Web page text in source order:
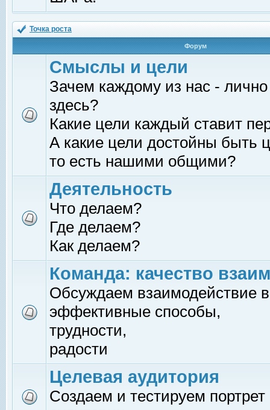
Точка роста
Форум
Смыслы и цели
Зачем каждому из нас -
здесь?
Какие цели каждый ставит
А какие цели достойны быть
то есть нашими общими?
Деятельность
Что делаем?
Где делаем?
Как делаем?
Команда: качество
Обсуждаем взаимодействие
эффективные способы,
трудности,
радости
Целевая аудитория
Создаем и тестируем